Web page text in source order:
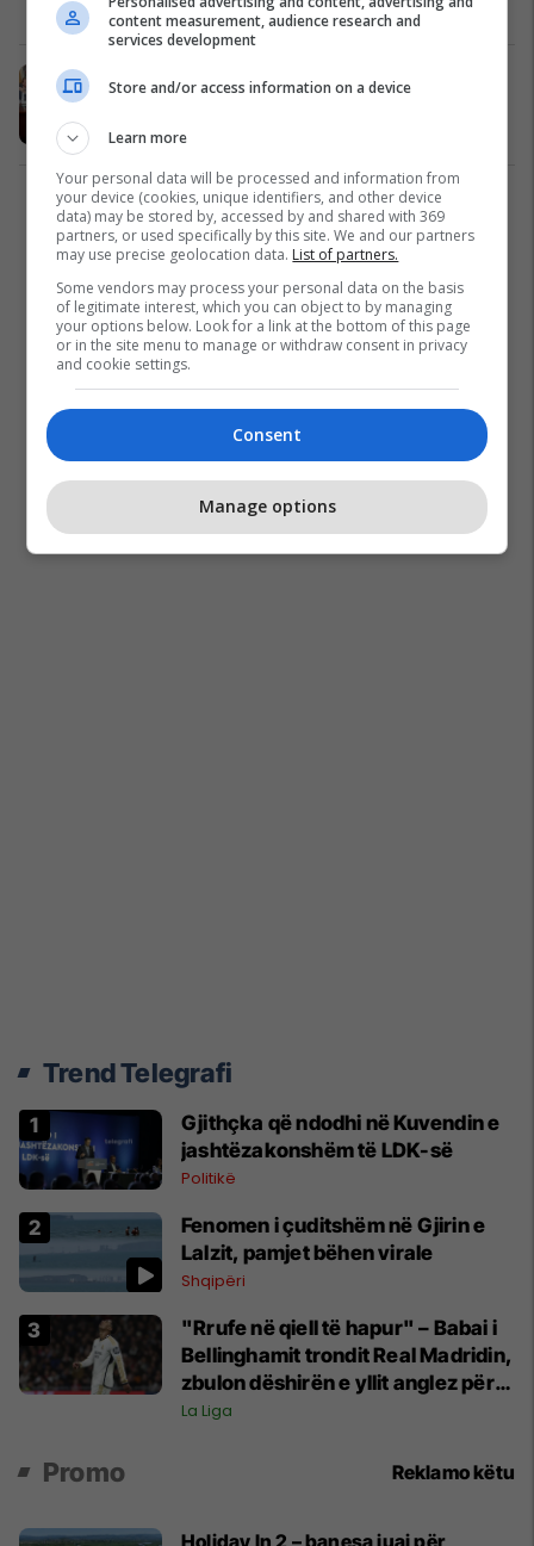
Politikë 26/07/2017
Policia Financiare e Maqedonisë,
Politikë
1
Trend Telegrafi
Gjithçka që ndodhi në Kuvendin e
jashtëzakonshëm të LDK-së
Politikë
Fenomen i çuditshëm në Gjirin e
Lalzit, pamjet bëhen virale
Shqipëri
"Rrufe në qiell të hapur" – Babai i
Bellinghamit trondit Real Madridin,
zbulon dëshirën e yllit anglez për
largim
La Liga
Promo Reklamo këtu
Holiday In 2 – banesa juaj për
content measurement, audience research and
services development
Store and/or access information on a device
Learn more
Your personal data will be processed and information from
your device (cookies, unique identifiers, and other device
data) may be stored by, accessed by and shared with 369
partners, or used specifically by this site. We and our partners
may use precise geolocation data. List of partners.
Some vendors may process your personal data on the basis
of legitimate interest, which you can object to by managing
your options below. Look for a link at the bottom of this page
or in the site menu to manage or withdraw consent in privacy
and cookie settings.
Consent
Manage options